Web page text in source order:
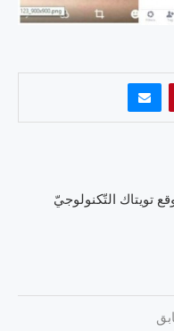
تويتاك التّكنولوجيّ